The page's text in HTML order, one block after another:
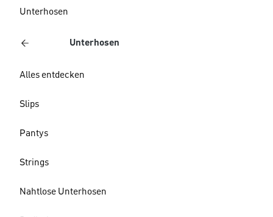
Unterhosen
Unterhosen
Alles entdecken
Slips
Pantys
Strings
Nahtlose Unterhosen